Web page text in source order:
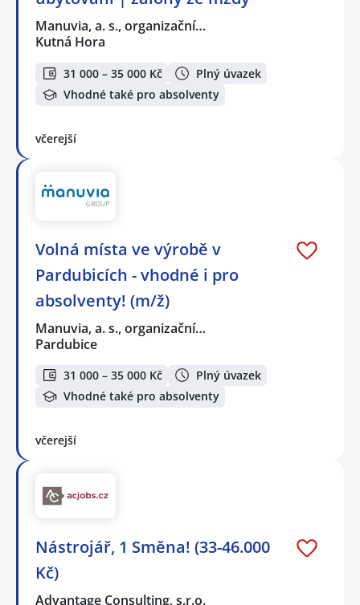
Manuvia, a. s., organizační…
Kutná Hora
31 000 – 35 000 Kč
Plný úvazek
Vhodné také pro absolventy
včerejší
Volná místa ve výrobě v
Pardubicích - vhodné i pro
absolventy! (m/ž)
Manuvia, a. s., organizační…
Pardubice
31 000 – 35 000 Kč
Plný úvazek
Vhodné také pro absolventy
včerejší
Nástrojář, 1 Směna! (33-46.000
Kč)
Advantage Consulting, s.r.o.